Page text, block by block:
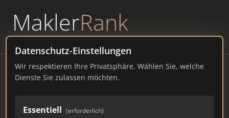
MaklerRank
powered byWAVEPOINT
Datenschutz-Einstellungen
Wir respektieren Ihre Privatsphäre. Wählen Sie, welche
Dienste Sie zulassen möchten.
Essentiell (erforderlich)
HAUS & GRUNDEIGENTUM Service
Theaterstraße 2, 30159 Hannover